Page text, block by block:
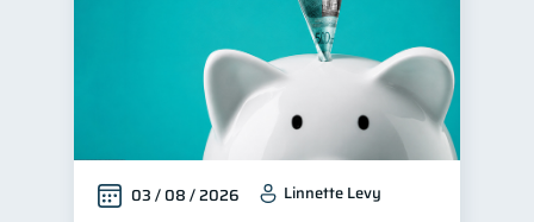
Finanzas personales
Educación financiera
Finanzas para jóvenes 30
Control de deudas 30
Finanzas familiares 25
03 / 08 / 2026 Linnette Levy